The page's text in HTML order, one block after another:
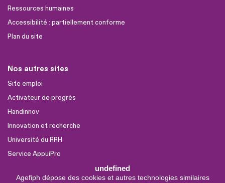
undefined
Agefiph dépose des cookies et autres technologies similaires
Ressources humaines
Accessibilité : partiellement conforme
Plan du site
Nos autres sites
Site emploi
Activateur de progrès
Handinnov
Innovation et recherche
Université du RRH
Service AppuiPro
Nous suivre